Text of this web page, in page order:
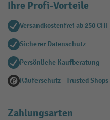
Ihre Profi-Vorteile
Versandkostenfrei ab 250 CHF
Sicherer Datenschutz
Persönliche Kaufberatung
Käuferschutz - Trusted Shops
Zahlungsarten